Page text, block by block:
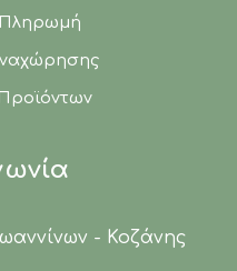
- Κοζάνης